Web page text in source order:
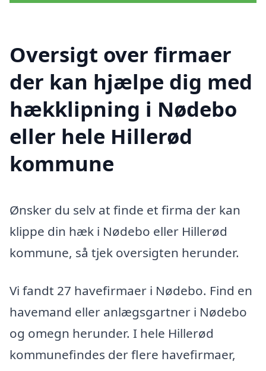
Oversigt over firmaer
der kan hjælpe dig med
hækklipning i Nødebo
eller hele Hillerød
kommune
Ønsker du selv at finde et firma der kan
klippe din hæk i Nødebo eller Hillerød
kommune, så tjek oversigten herunder.
Vi fandt 27 havefirmaer i Nødebo. Find en
havemand eller anlægsgartner i Nødebo
og omegn herunder. I hele Hillerød
kommunefindes der flere havefirmaer,